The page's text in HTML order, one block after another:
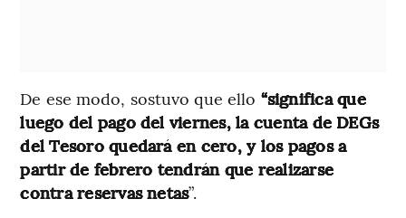
De ese modo, sostuvo que ello “significa que
luego del pago del viernes, la cuenta de DEGs
del Tesoro quedará en cero, y los pagos a
partir de febrero tendrán que realizarse
contra reservas netas”.